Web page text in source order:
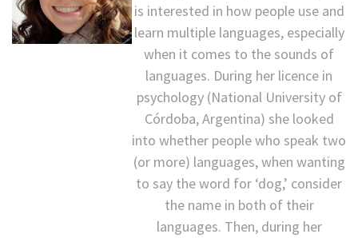
is interested in how people use and
learn multiple languages, especially
when it comes to the sounds of
languages. During her licence in
psychology (National University of
Córdoba, Argentina) she looked
into whether people who speak two
(or more) languages, when wanting
to say the word for ‘dog,’ consider
the name in both of their
languages. Then, during her